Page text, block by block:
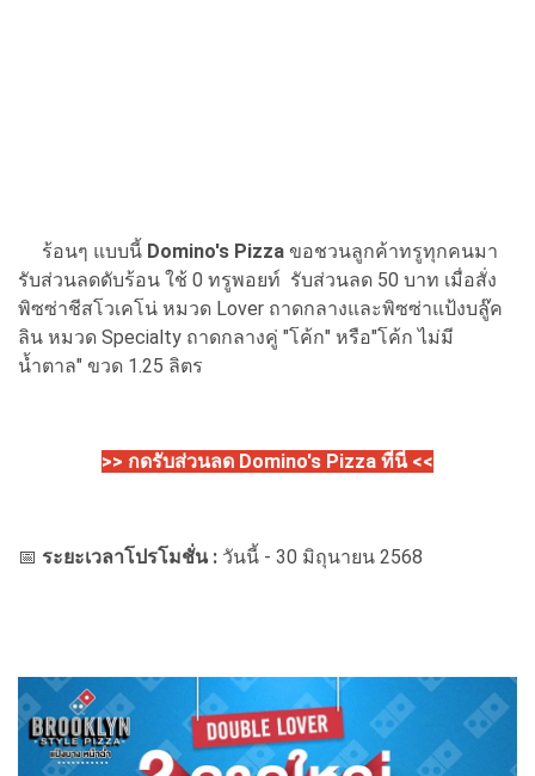
ร้อนๆ แบบนี้ Domino's Pizza ขอชวนลูกค้าทรูทุกคนมา
รับส่วนลดดับร้อน ใช้ 0 ทรูพอยท์ รับส่วนลด 50 บาท เมื่อสั่ง
พิซซ่าชีสโวเคโน่ หมวด Lover ถาดกลางและพิซซ่าแป้งบลู๊ค
ลิน หมวด Specialty ถาดกลางคู่ "โค้ก" หรือ"โค้ก ไม่มี
น้ำตาล" ขวด 1.25 ลิตร
>> กดรับส่วนลด Domino's Pizza ที่นี่ <<
📅 ระยะเวลาโปรโมชั่น : วันนี้ - 30 มิถุนายน 2568